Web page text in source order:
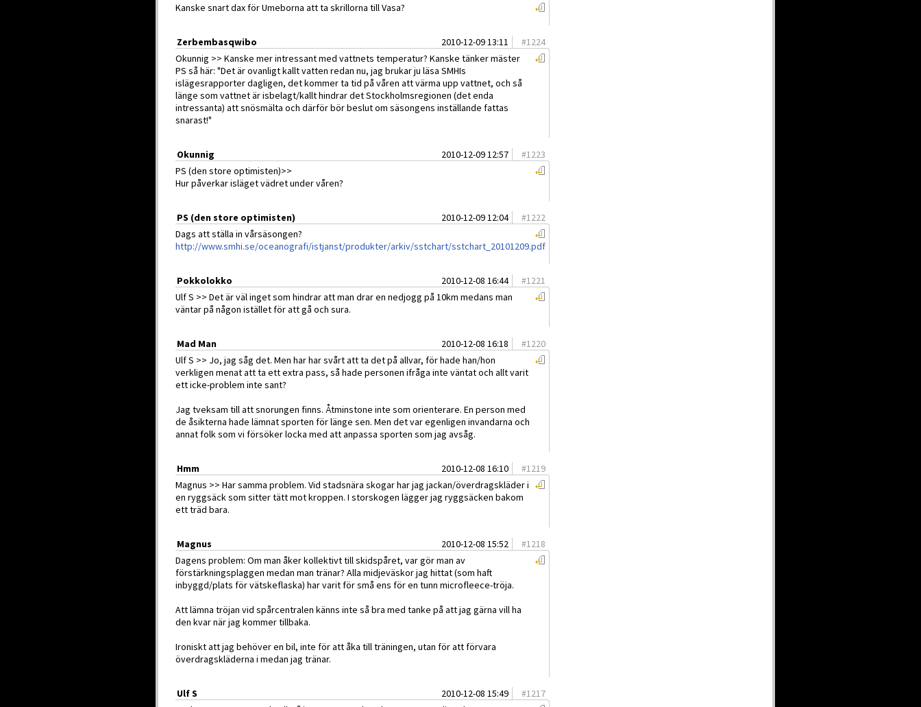
Kanske snart dax för Umeborna att ta skrillorna till Vasa?
Zerbembasqwibo 2010-12-09 13:11 #1224
Okunnig >> Kanske mer intressant med vattnets temperatur? Kanske tänker mäster
PS så här: "Det är ovanligt kallt vatten redan nu, jag brukar ju läsa SMHIs
islägesrapporter dagligen, det kommer ta tid på våren att värma upp vattnet, och så
länge som vattnet är isbelagt/kallt hindrar det Stockholmsregionen (det enda
intressanta) att snösmälta och därför bör beslut om säsongens inställande fattas
snarast!"
Okunnig 2010-12-09 12:57 #1223
PS (den store optimisten)>>
Hur påverkar isläget vädret under våren?
PS (den store optimisten) 2010-12-09 12:04 #1222
Dags att ställa in vårsäsongen?
http://www.smhi.se/oceanografi/istjanst/produkter/arkiv/sstchart/sstchart_20101209.pdf
Pokkolokko 2010-12-08 16:44 #1221
Ulf S >> Det är väl inget som hindrar att man drar en nedjogg på 10km medans man
väntar på någon istället för att gå och sura.
Mad Man 2010-12-08 16:18 #1220
Ulf S >> Jo, jag såg det. Men har har svårt att ta det på allvar, för hade han/hon
verkligen menat att ta ett extra pass, så hade personen ifråga inte väntat och allt varit
ett icke-problem inte sant?
Jag tveksam till att snorungen finns. Åtminstone inte som orienterare. En person med
de åsikterna hade lämnat sporten för länge sen. Men det var egenligen invandarna och
annat folk som vi försöker locka med att anpassa sporten som jag avsåg.
Hmm 2010-12-08 16:10 #1219
Magnus >> Har samma problem. Vid stadsnära skogar har jag jackan/överdragskläder i
en ryggsäck som sitter tätt mot kroppen. I storskogen lägger jag ryggsäcken bakom
ett träd bara.
Magnus 2010-12-08 15:52 #1218
Dagens problem: Om man åker kollektivt till skidspåret, var gör man av
förstärkningsplaggen medan man tränar? Alla midjeväskor jag hittat (som haft
inbyggd/plats för vätskeflaska) har varit för små ens för en tunn microfleece-tröja.
Att lämna tröjan vid spårcentralen känns inte så bra med tanke på att jag gärna vill ha
den kvar när jag kommer tillbaka.
Ironiskt att jag behöver en bil, inte för att åka till träningen, utan för att förvara
överdragskläderna i medan jag tränar.
Ulf S 2010-12-08 15:49 #1217